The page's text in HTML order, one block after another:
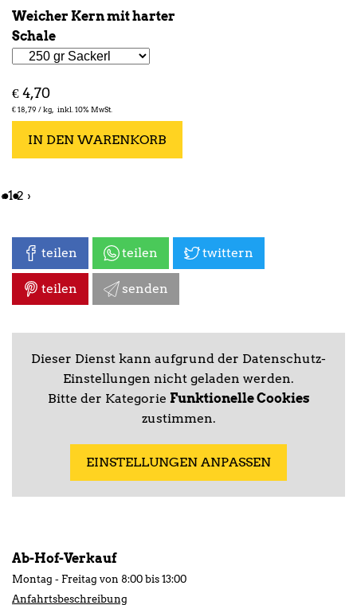
Weicher Kern mit harter
Schale
€4,70
€18,79 /kg inkl. 10% MwSt.
IN DEN WARENKORB
‹ 1 2 ›
teilen teilen twittern
teilen senden
Dieser Dienst kann aufgrund der Datenschutz-
Einstellungen nicht geladen werden.
Bitte der Kategorie Funktionelle Cookies
zustimmen.
EINSTELLUNGEN ANPASSEN
Ab-Hof-Verkauf
Montag - Freitag von 8:00 bis 13:00
Anfahrtsbeschreibung